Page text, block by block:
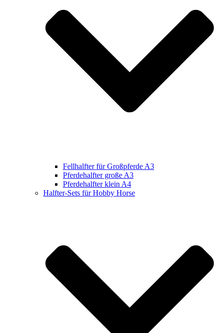
Fellhalfter für Großpferde A3
Pferdehalfter große A3
Pferdehalfter klein A4
Halfter-Sets für Hobby Horse